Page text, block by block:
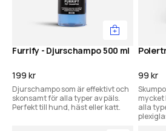
Furrify - Djurschampo 500 ml
199 kr
Djurschampo som är effektivt och
skonsamt för alla typer av päls.
Perfekt till hund, häst eller katt.
99 kr
mycket
alla